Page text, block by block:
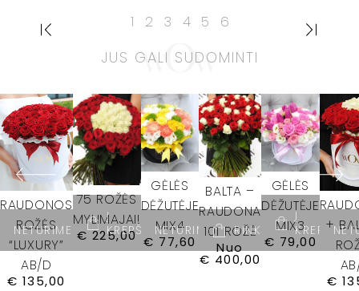
1 2 3 4 5 6
JUS GALI SUDOMINTI
NETURIME
RAUDONOS
ROŽĖS
“LUXURY”
AB/D
€ 135,00
Į
KREPŠELĮ
75 ROŽĖS
MYLIMAJAI!
€225,00 NETURIME
GĖLĖS
DĖŽUTĖJE
MIX4
€ 77,60
RINKTIS
BALTA –
RAUDONA
101 ROŽĖ
Nuo
€ 400,00
Į
KREPŠELĮ
GĖLĖS
DĖŽUTĖJE
MIX3
€ 79,00
+
€